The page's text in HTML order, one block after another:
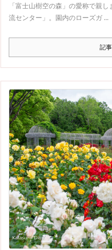
「富士山樹空の森」の愛称で親
流センター」。園内のローズガ ...
記